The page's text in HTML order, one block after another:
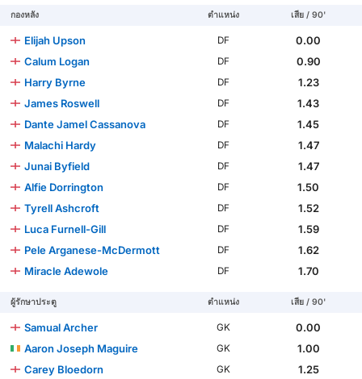
กองหลัง ตำแหน่ง เสีย / 90'
Elijah Upson DF
0.00
Calum Logan
DF
0.90
Harry Byrne
DF
1.23
James Roswell
DF
1.43
Dante Jamel Cassanova
DF
1.45
Malachi Hardy
DF
1.47
Junai Byfield
DF
1.47
Alfie Dorrington
DF
1.50
Tyrell Ashcroft
DF
1.52
Luca Furnell-Gill
DF
1.59
Pele Arganese-McDermott
DF
1.62
Miracle Adewole
DF 1.70
ผู้รักษาประตู ตำแหน่ง เสีย / 90'
Samual Archer GK
0.00
Aaron Joseph Maguire
GK
1.00
Carey Bloedorn
GK
1.25